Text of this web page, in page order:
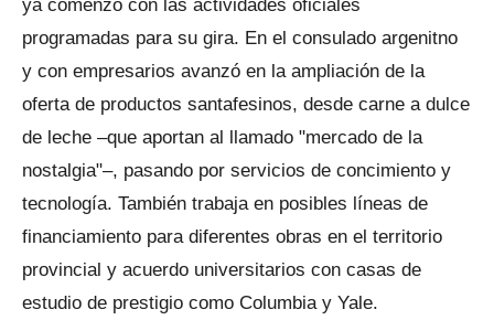
ya comenzó con las actividades oficiales
programadas para su gira. En el consulado argenitno
y con empresarios avanzó en la ampliación de la
oferta de productos santafesinos, desde carne a dulce
de leche –que aportan al llamado "mercado de la
nostalgia"–, pasando por servicios de concimiento y
tecnología. También trabaja en posibles líneas de
financiamiento para diferentes obras en el territorio
provincial y acuerdo universitarios con casas de
estudio de prestigio como Columbia y Yale.